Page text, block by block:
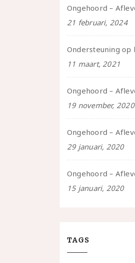
21 februari, 2024
11 maart, 2021
19 november, 2020
29 januari, 2020
15 januari, 2020
TAGS